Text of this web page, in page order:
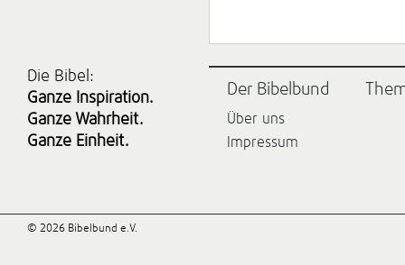
Die Bibel:
Ganze Inspiration.
Ganze Wahrheit.
Ganze Einheit.
Der Bibelbund
Über uns
Impressum
© 2026 Bibelbund e.V.